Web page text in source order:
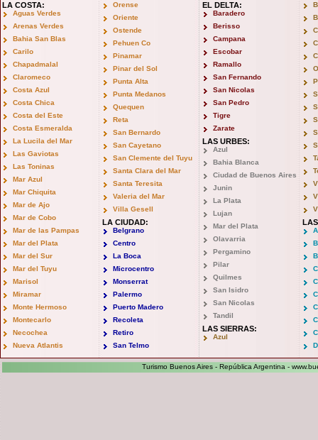
LA COSTA:
Aguas Verdes
Arenas Verdes
Bahia San Blas
Carilo
Chapadmalal
Claromeco
Costa Azul
Costa Chica
Costa del Este
Costa Esmeralda
La Lucila del Mar
Las Gaviotas
Las Toninas
Mar Azul
Mar Chiquita
Mar de Ajo
Mar de Cobo
Mar de las Pampas
Mar del Plata
Mar del Sur
Mar del Tuyu
Marisol
Miramar
Monte Hermoso
Montecarlo
Necochea
Nueva Atlantis
Orense
Oriente
Ostende
Pehuen Co
Pinamar
Pinar del Sol
Punta Alta
Punta Medanos
Quequen
Reta
San Bernardo
San Cayetano
San Clemente del Tuyu
Santa Clara del Mar
Santa Teresita
Valeria del Mar
Villa Gesell
LA CIUDAD:
Belgrano
Centro
La Boca
Microcentro
Monserrat
Palermo
Puerto Madero
Recoleta
Retiro
San Telmo
EL DELTA:
Baradero
Berisso
Campana
Escobar
Ramallo
San Fernando
San Nicolas
San Pedro
Tigre
Zarate
LAS URBES:
Azul
Bahia Blanca
Ciudad de Buenos Aires
Junin
La Plata
Lujan
Mar del Plata
Olavarria
Pergamino
Pilar
Quilmes
San Isidro
San Nicolas
Tandil
LAS SIERRAS:
Azul
Turismo Buenos Aires - República Argentina -